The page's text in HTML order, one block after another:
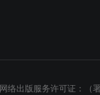
网络出版服务许可证：（